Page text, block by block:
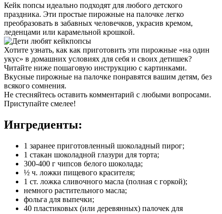
Кейк попсы идеально подходят для любого детского
праздника. Эти простые пирожные на палочке легко
преобразовать в забавных человечков, украсив кремом,
леденцами или карамельной крошкой.
Хотите узнать, как как приготовить эти пирожные «на один
укус» в домашних условиях для себя и своих детишек?
Читайте ниже пошаговую инструкцию с картинками.
Вкусные пирожные на палочке понравятся вашим детям, без
всякого сомнения.
Не стесняйтесь оставить комментарий с любыми вопросами.
Приступайте смелее!
Ингредиенты:
1 заранее приготовленный шоколадный пирог;
1 стакан шоколадной глазури для торта;
300-400 г чипсов белого шоколада;
½ ч. ложки пищевого красителя;
1 ст. ложка сливочного масла (полная с горкой);
немного растительного масла;
фольга для выпечки;
40 пластиковых (или деревянных) палочек для